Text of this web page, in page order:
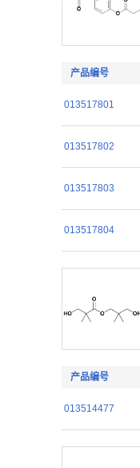
产品编号
013517801
013517802
013517803
013517804
产品编号
013514477